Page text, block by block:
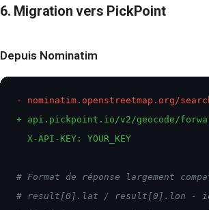
6. Migration vers PickPoint
Depuis Nominatim
- nominatim.openstreetmap.org/
+ api.pickpoint.io/v2/geocode/
  X-API-KEY: YOUR_KEY
# Format de réponse largement
# result[0].lat / result[0].lon -